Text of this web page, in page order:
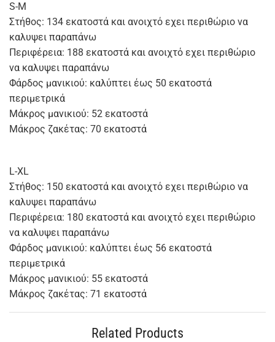
S-M
Στήθος: 134 εκατοστά και ανοιχτό εχει περιθώριο να
καλυψει παραπάνω
Περιφέρεια: 188 εκατοστά και ανοιχτό εχει περιθώριο
να καλυψει παραπάνω
Φάρδος μανικιού: καλύπτει έως 50 εκατοστά
περιμετρικά
Μάκρος μανικιού: 52 εκατοστά
Μάκρος ζακέτας: 70 εκατοστά
L-XL
Στήθος: 150 εκατοστά και ανοιχτό εχει περιθώριο να
καλυψει παραπάνω
Περιφέρεια: 180 εκατοστά και ανοιχτό εχει περιθώριο
να καλυψει παραπάνω
Φάρδος μανικιού: καλύπτει έως 56 εκατοστά
περιμετρικά
Μάκρος μανικιού: 55 εκατοστά
Μάκρος ζακέτας: 71 εκατοστά
Related Products